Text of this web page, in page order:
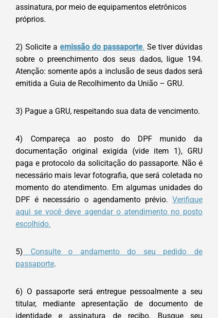
assinatura, por meio de equipamentos eletrônicos
próprios.
2) Solicite a emissão do passaporte. Se tiver dúvidas
sobre o preenchimento dos seus dados, ligue 194.
Atenção: somente após a inclusão de seus dados será
emitida a Guia de Recolhimento da União – GRU.
3) Pague a GRU, respeitando sua data de vencimento.
4) Compareça ao posto do DPF munido da
documentação original exigida (vide item 1), GRU
paga e protocolo da solicitação do passaporte. Não é
necessário mais levar fotografia, que será coletada no
momento do atendimento. Em algumas unidades do
DPF é necessário o agendamento prévio. Verifique
aqui se você deve agendar o atendimento no posto
escolhido.
5) Consulte o andamento do seu pedido de
passaporte.
6) O passaporte será entregue pessoalmente a seu
titular, mediante apresentação de documento de
identidade e assinatura de recibo. Busque seu